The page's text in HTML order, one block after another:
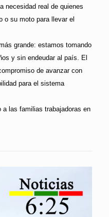
necesidad real de quienes
o su moto para llevar el
grande: estamos tomando
y sin endeudar al país. El
de avanzar con
para el sistema
a las familias trabajadoras en